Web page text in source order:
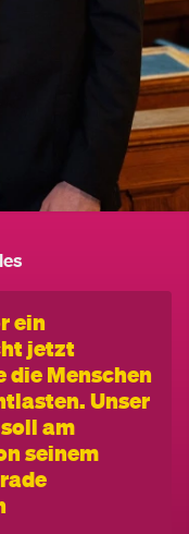
ein
jetzt
Menschen
Unser
am
seinem